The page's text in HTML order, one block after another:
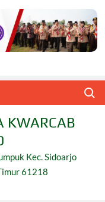
KWARCAB
Kec. Sidoarjo
61218